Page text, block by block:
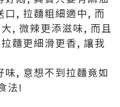
口, 拉麵粗細適中, 而
, 微辣更添滋味, 而且
麵更細滑更香, 讓我
味, 意想不到拉麵竟如
法!